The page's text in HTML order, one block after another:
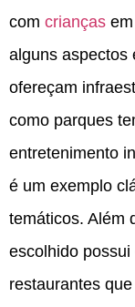
com crianças
alguns aspectos
ofereçam
como parques
entretenimento
é um exemplo
temáticos. Além
escolhido
restaurantes